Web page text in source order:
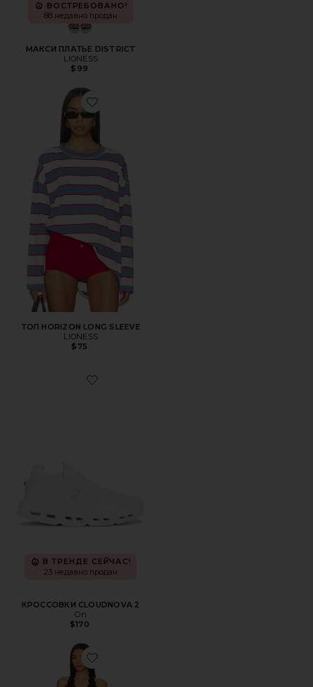
ВОСТРЕБОВАНО!
88 недавно продан
МАКСИ ПЛАТЬЕ DISTRICT
LIONESS
$99
Favorite ТОП HORIZON LONG SLEEVE
ТОП HORIZON LONG SLEEVE
LIONESS
$75
Favorite КРОССОВКИ CLOUDNOVA 2
В ТРЕНДЕ СЕЙЧАС!
23 недавно продан
КРОССОВКИ CLOUDNOVA 2
On
$170
Favorite ПЛАТЬЕ STARS ALIGN